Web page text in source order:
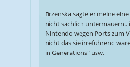
Brzenska sagte er meine
nicht sachlich untermauern..
Nintendo wegen Ports zum
nicht das sie irreführend
in Generations" usw.